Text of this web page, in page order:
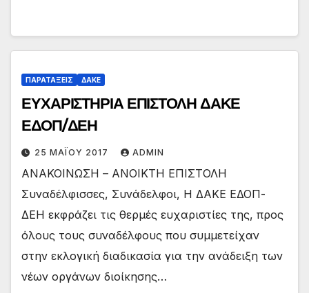
ΠΑΡΑΤΑΞΕΙΣ ΔΑΚΕ
ΕΥΧΑΡΙΣΤΗΡΙΑ ΕΠΙΣΤΟΛΗ ΔΑΚΕ
ΕΔΟΠ/ΔΕΗ
25 ΜΑΪ́ΟΥ 2017 ADMIN
ΑΝΑΚΟΙΝΩΣΗ – ΑΝΟΙΚΤΗ ΕΠΙΣΤΟΛΗ
Συναδέλφισσες, Συνάδελφοι, Η ΔΑΚΕ ΕΔΟΠ-
ΔΕΗ εκφράζει τις θερμές ευχαριστίες της, προς
όλους τους συναδέλφους που συμμετείχαν
στην εκλογική διαδικασία για την ανάδειξη των
νέων οργάνων διοίκησης…